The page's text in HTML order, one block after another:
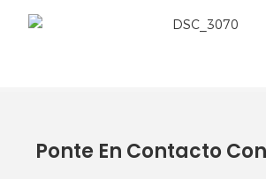
Ponte En Contacto